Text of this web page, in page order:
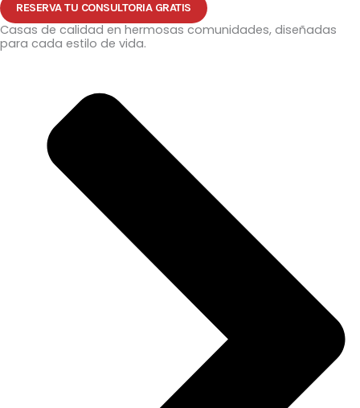
RESERVA TU CONSULTORIA GRATIS
Casas de calidad en hermosas comunidades, diseñadas
para cada estilo de vida.